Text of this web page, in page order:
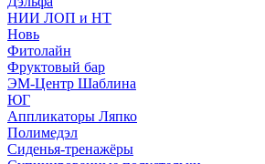
НИИ ЛОП и НТ
Новь
Фитолайн
Фруктовый бар
ЭМ-Центр Шаблина
ЮГ
Аппликаторы Ляпко
Полимедэл
Сиденья-тренажёры